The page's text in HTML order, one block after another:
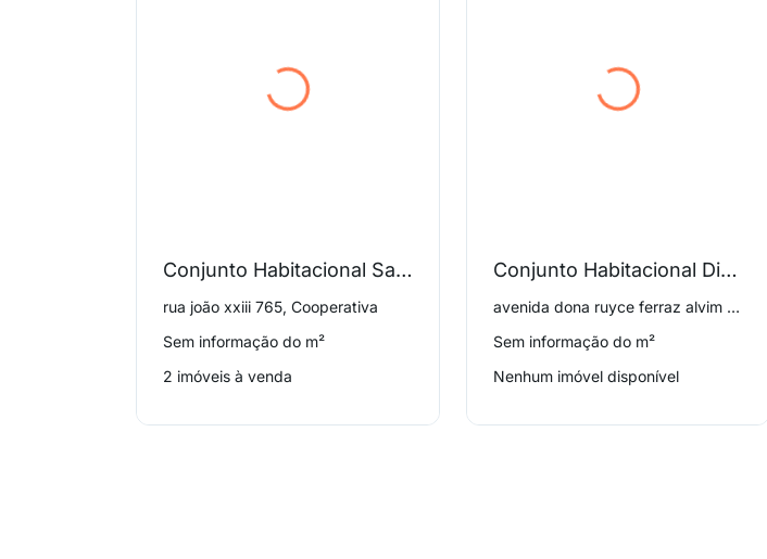
Conjunto Habitacional Sao Bernardo Q
rua joão xxiii 765, Cooperativa
Sem informação do m²
2 imóveis à venda
Conjunto Habitacional Diadema ''g''
avenida dona ruyce ferraz alvim 2997, Casa Grande
Sem informação do m²
Nenhum imóvel disponível